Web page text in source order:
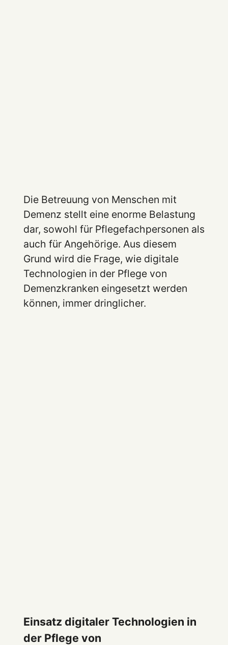
Die Betreuung von Menschen mit
Demenz stellt eine enorme Belastung
dar, sowohl für Pflegefachpersonen als
auch für Angehörige. Aus diesem
Grund wird die Frage, wie digitale
Technologien in der Pflege von
Demenzkranken eingesetzt werden
können, immer dringlicher.
Einsatz digitaler Technologien in
der Pflege von